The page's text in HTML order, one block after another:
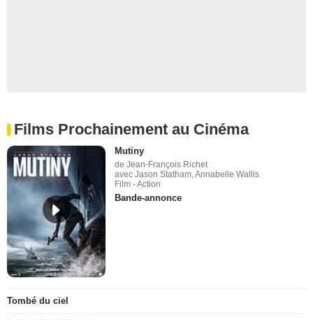
Films Prochainement au Cinéma
Mutiny
de Jean-François Richet
avec Jason Statham, Annabelle Wallis
Film - Action
Bande-annonce
Tombé du ciel